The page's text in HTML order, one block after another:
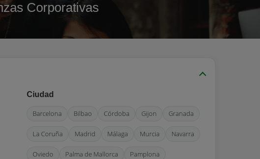
Corporativas
Ciudad
Barcelona Bilbao Córdoba Gijon Granada
La Coruña Madrid Málaga Murcia Navarra
Oviedo Palma de Mallorca Pamplona